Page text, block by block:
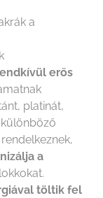
a
erős
platinát,
a
töltik fel